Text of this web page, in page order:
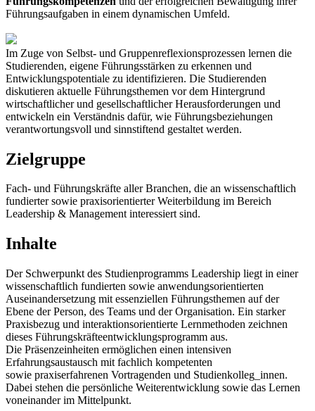
Führungsaufgaben in einem dynamischen Umfeld.
Im Zuge von Selbst- und Gruppenreflexionsprozessen lernen die
Studierenden, eigene Führungsstärken zu erkennen und
Entwicklungspotentiale zu identifizieren. Die Studierenden
diskutieren aktuelle Führungsthemen vor dem Hintergrund
wirtschaftlicher und gesellschaftlicher Herausforderungen und
entwickeln ein Verständnis dafür, wie Führungsbeziehungen
verantwortungsvoll und sinnstiftend gestaltet werden.
Zielgruppe
Fach- und Führungskräfte aller Branchen, die an wissenschaftlich
fundierter sowie praxisorientierter Weiterbildung im Bereich
Leadership & Management interessiert sind.
Inhalte
Der Schwerpunkt des Studienprogramms Leadership liegt in einer
wissenschaftlich fundierten sowie anwendungsorientierten
Auseinandersetzung mit essenziellen Führungsthemen auf der
Ebene der Person, des Teams und der Organisation. Ein starker
Praxisbezug und interaktionsorientierte Lernmethoden zeichnen
dieses Führungskräfteentwicklungsprogramm aus.
Die Präsenzeinheiten ermöglichen einen intensiven
Erfahrungsaustausch mit fachlich kompetenten
sowie praxiserfahrenen Vortragenden und Studienkolleg_innen.
Dabei stehen die persönliche Weiterentwicklung sowie das Lernen
voneinander im Mittelpunkt.